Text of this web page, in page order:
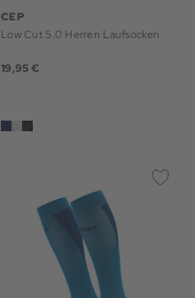
CEP
Low Cut 5.0 Herren Laufsocken
19,95 €